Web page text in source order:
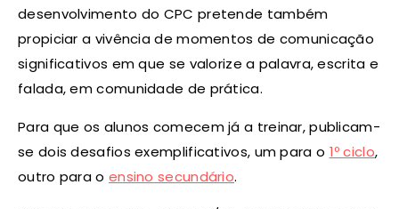
desenvolvimento do CPC pretende também
propiciar a vivência de momentos de comunicação
significativos em que se valorize a palavra, escrita e
falada, em comunidade de prática.
Para que os alunos comecem já a treinar, publicam-
se dois desafios exemplificativos, um para o 1º ciclo,
outro para o ensino secundário.